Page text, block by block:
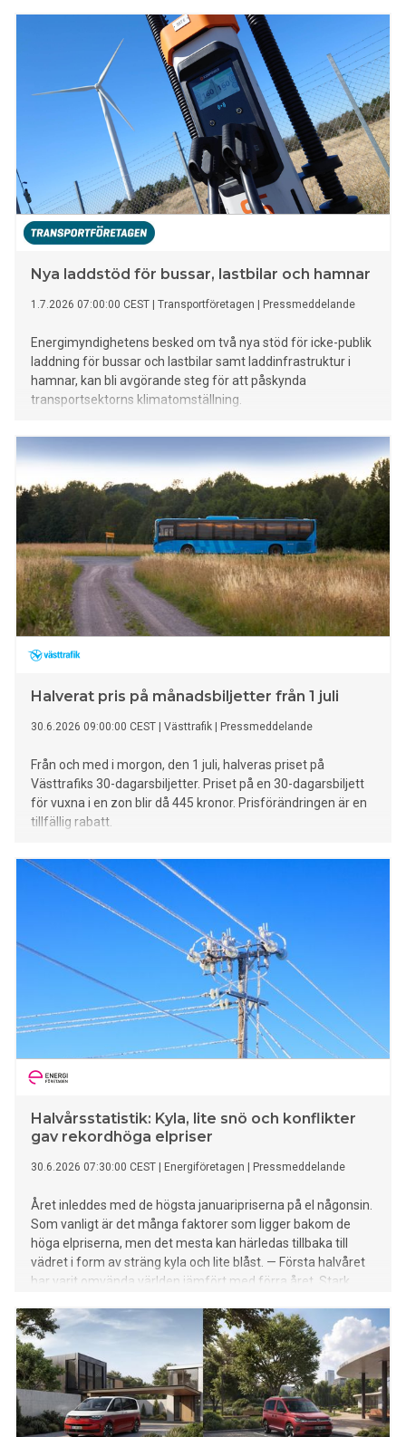
energiförsörjning, minska utsläppen och bidra till ökad
Nya laddstöd för bussar, lastbilar och hamnar
1.7.2026 07:00:00 CEST Transportföretagen Pressmeddelande
Energimyndighetens besked om två nya stöd för icke-publik
laddning för bussar och lastbilar samt laddinfrastruktur i
hamnar, kan bli avgörande steg för att påskynda
transportsektorns klimatomställning.
Halverat pris på månadsbiljetter från 1 juli
30.6.2026 09:00:00 CEST Västtrafik Pressmeddelande
Från och med i morgon, den 1 juli, halveras priset på
Västtrafiks 30-dagarsbiljetter. Priset på en 30-dagarsbiljett
för vuxna i en zon blir då 445 kronor. Prisförändringen är en
tillfällig rabatt.
Halvårsstatistik: Kyla, lite snö och konflikter
gav rekordhöga elpriser
30.6.2026 07:30:00 CEST Energiföretagen Pressmeddelande
Året inleddes med de högsta januaripriserna på el någonsin.
Som vanligt är det många faktorer som ligger bakom de
höga elpriserna, men det mesta kan härledas tillbaka till
vädret i form av sträng kyla och lite blåst. — Första halvåret
har varit omvända världen jämfört med förra året. Stark
elpriserna säger Energiföretagen Sveriges
marknadsanalytiker Magnus Thorstensson.